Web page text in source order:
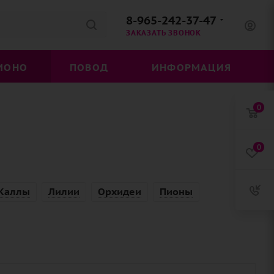
8-965-242-37-47
ЗАКАЗАТЬ ЗВОНОК
ПОВОД ИНФОРМАЦИЯ
Лилии Орхидеи
Пионы
0
0